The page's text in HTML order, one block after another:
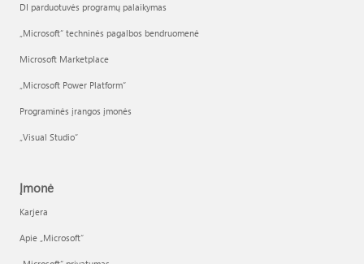
DI parduotuvės programų palaikymas
„Microsoft“ techninės pagalbos bendruomenė
Microsoft Marketplace
„Microsoft Power Platform“
Programinės įrangos įmonės
„Visual Studio“
Įmonė
Karjera
Apie „Microsoft“